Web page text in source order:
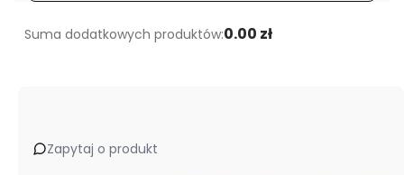
Suma dodatkowych produktów:0.00 zł
Zapytaj o produkt